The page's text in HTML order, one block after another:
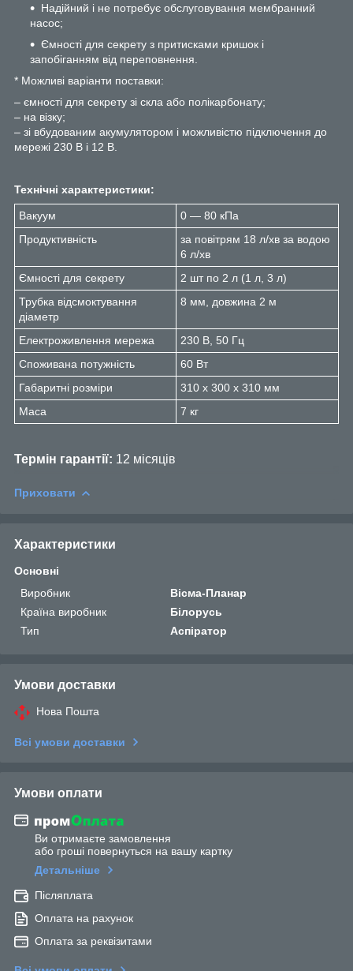
Надійний і не потребує обслуговування мембранний
насос;
Ємності для секрету з притисками кришок і
запобіганням від переповнення.
* Можливі варіанти поставки:
– ємності для секрету зі скла або полікарбонату;
– на візку;
– зі вбудованим акумулятором і можливістю підключення до
мережі 230 В і 12 В.
Технічні характеристики:
Вакуум
0 — 80 кПа
Продуктивність
за повітрям 18 л/хв за водою
6 л/хв
Ємності для секрету
2 шт по 2 л (1 л, 3 л)
Трубка відсмоктування
діаметр
8 мм, довжина 2 м
Електроживлення мережа
230 В, 50 Гц
Споживана потужність
60 Вт
Габаритні розміри
310 x 300 x 310 мм
Маса
7 кг
Термін гарантії: 12 місяців
Приховати
Характеристики
Основні
Виробник
Вісма-Планар
Країна виробник
Білорусь
Тип
Аспіратор
Умови доставки
Нова Пошта
Всі умови доставки
Умови оплати
Ви отримаєте замовлення
або гроші повернуться на вашу картку
Детальніше
Післяплата
Оплата на рахунок
Оплата за реквізитами